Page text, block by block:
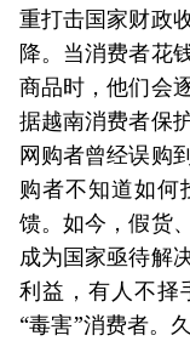
重打击国家财政
降。当消费者花
商品时，他们会
据越南消费者保
网购者曾经误购
购者不知道如何
馈。如今，假货
成为国家亟待解
利益，有人不择
“毒害”消费者。